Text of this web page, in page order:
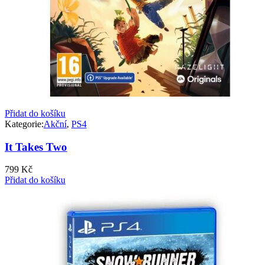
Přidat do košíku
Kategorie:Akční, PS4
It Takes Two
799 Kč
Přidat do košíku